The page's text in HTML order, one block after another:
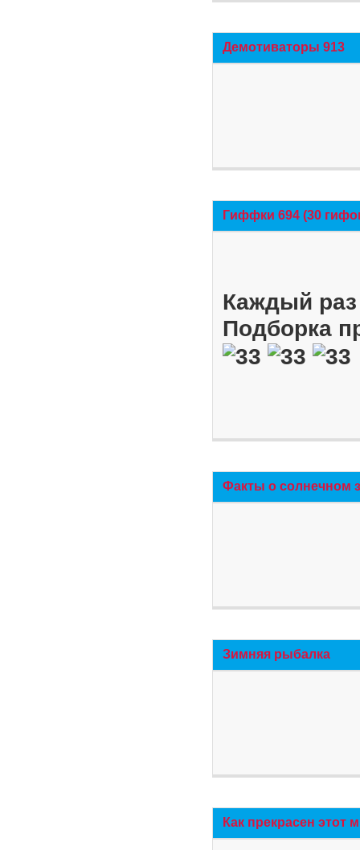
Демотиваторы 913
Гиффки 694 (30
Каждый
Подборка
Факты о солнечном
Зимняя рыбалка
Как прекрасен этот